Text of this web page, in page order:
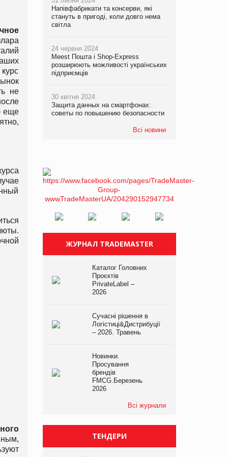
не
еще
Напівфабрикати та консерви, які
стануть в пригоді, коли довго нема
світла
24 червня 2024
Meest Пошта і Shop-Express
розширюють можливості українських
підприємців
30 квітня 2024
Защита данных на смартфонах:
советы по повышению безопасности
Всі новини
ЖУРНАЛ TRADEMASTER
Каталог Головних
Проєктів
PrivateLabel –
2026
Сучасні рішення в
Логістиці&Дистрибуції
– 2026. Травень
Новинки.
Просування
брендів
FMCG.Березень
2026
Всі журнали
ТЕНДЕРИ